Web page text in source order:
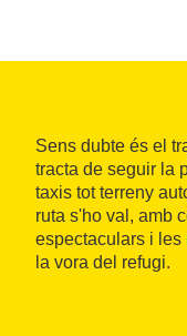
Sens dubte és el
tracta de seguir la
taxis tot terreny
ruta s'ho val, amb
espectaculars i les
la vora del refugi.